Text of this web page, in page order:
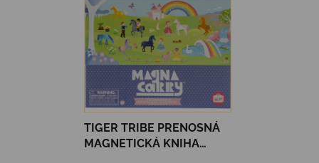
TIGER TRIBE PRENOSNÁ
MAGNETICKÁ KNIHA